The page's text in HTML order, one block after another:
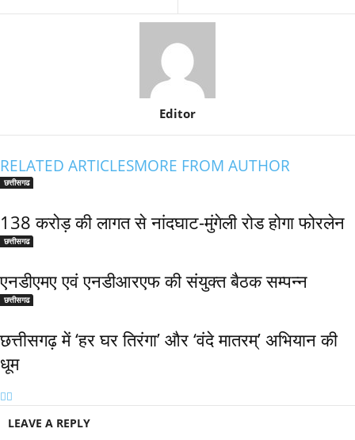
Editor
RELATED ARTICLESMORE FROM AUTHOR
छत्तीसगढ
138 करोड़ की लागत से नांदघाट-मुंगेली रोड होगा फोरलेन
छत्तीसगढ
एनडीएमए एवं एनडीआरएफ की संयुक्त बैठक सम्पन्न
छत्तीसगढ
छत्तीसगढ़ में ‘हर घर तिरंगा’ और ‘वंदे मातरम्’ अभियान की
धूम
LEAVE A REPLY